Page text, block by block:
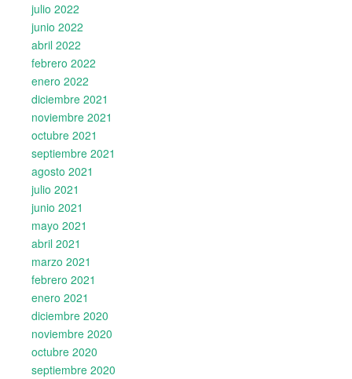
julio 2022
junio 2022
abril 2022
febrero 2022
enero 2022
diciembre 2021
noviembre 2021
octubre 2021
septiembre 2021
agosto 2021
julio 2021
junio 2021
mayo 2021
abril 2021
marzo 2021
febrero 2021
enero 2021
diciembre 2020
noviembre 2020
octubre 2020
septiembre 2020